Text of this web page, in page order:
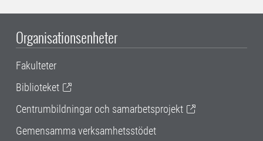
Organisationsenheter
Fakulteter
Biblioteket
Centrumbildningar och samarbetsprojekt
Gemensamma verksamhetsstödet